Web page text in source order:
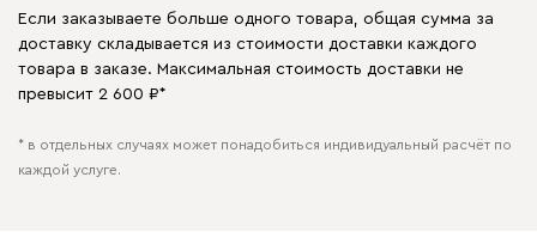
Если заказываете больше одного товара, общая сумма за
доставку складывается из стоимости доставки каждого
товара в заказе. Максимальная стоимость доставки не
превысит 2 600 ₽*
* в отдельных случаях может понадобиться индивидуальный расчёт по
каждой услуге.